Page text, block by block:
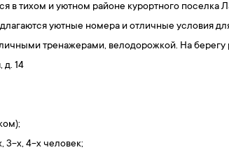
в тихом и уютном районе курортного
уютные номера и отличные условия
тренажерами, велодорожкой. На
д. 14
3-х, 4-х человек;